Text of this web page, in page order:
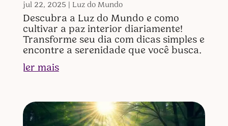
jul 22, 2025 Luz do Mundo
Descubra a Luz do Mundo e como
cultivar a paz interior diariamente!
Transforme seu dia com dicas simples e
encontre a serenidade que você busca.
ler mais